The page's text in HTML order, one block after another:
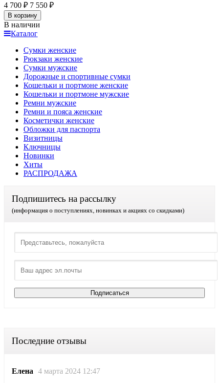
4 700 ₽ 7 550 ₽
В корзину
В наличии
Каталог
Сумки женские
Рюкзаки женские
Сумки мужские
Дорожные и спортивные сумки
Кошельки и портмоне женские
Кошельки и портмоне мужские
Ремни мужские
Ремни и пояса женские
Косметички женские
Обложки для паспорта
Визитницы
Ключницы
Новинки
Хиты
РАСПРОДАЖА
Подпишитесь на рассылку
(информация о поступлениях, новинках и акциях со скидками)
Последние отзывы
Елена 4 марта 2024 12:47